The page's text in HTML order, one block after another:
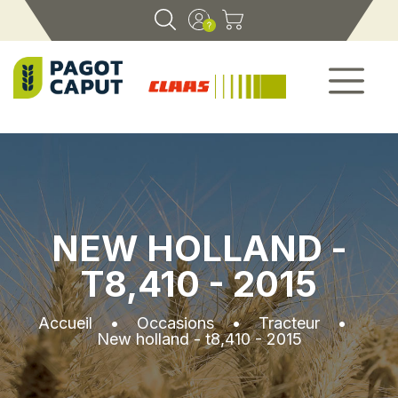
NEW HOLLAND -
T8,410 - 2015
Accueil•Occasions•Tracteur•
New holland - t8,410 - 2015